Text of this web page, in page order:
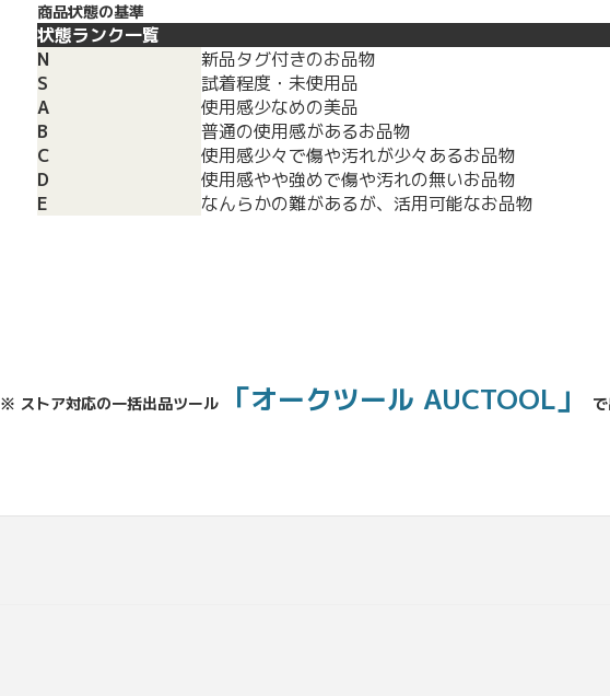
商品状態の基準
状態ランク一覧
N
新品タグ付きのお品物
S
試着程度・未使用品
A
使用感少なめの美品
B
普通の使用感があるお品物
C
使用感少々で傷や汚れが少々あるお品物
D
使用感やや強めで傷や汚れの無いお品物
E
なんらかの難があるが、活用可能なお品物
※ ストア対応の一括出品ツール 「オークツール AUCTOOL」